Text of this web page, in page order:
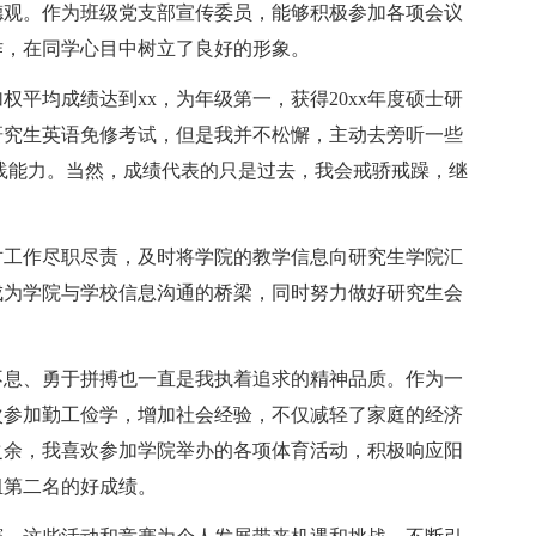
作为班级党支部宣传委员，能够积极参加各项会议
在同学心目中树立了良好的形象。
均成绩达到xx，为年级第一，获得20xx年度硕士研
生英语免修考试，但是我并不松懈，主动去旁听一些
力。当然，成绩代表的只是过去，我会戒骄戒躁，继
尽职尽责，及时将学院的教学信息向研究生学院汇
学院与学校信息沟通的桥梁，同时努力做好研究生会
勇于拼搏也一直是我执着追求的精神品质。作为一
加勤工俭学，增加社会经验，不仅减轻了家庭的经济
，我喜欢参加学院举办的各项体育活动，积极响应阳
二名的好成绩。